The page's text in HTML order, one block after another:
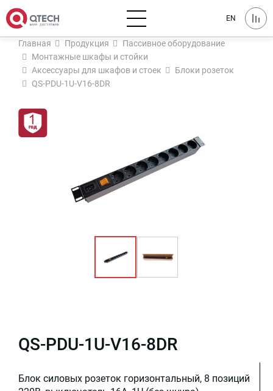
EN
Главная Продукция
Пассивное оборудование
Монтажные шкафы и стойки
Аксессуары для шкафов и стоек
Блоки розеток
QS-PDU-1U-V16-8DR
QS-PDU-1U-V16-8DR
Блок силовых розеток горизонтальный, 8 позиций